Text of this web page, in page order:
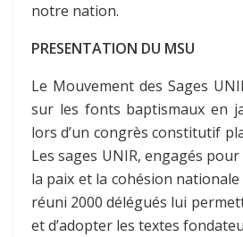
notre nation.
PRESENTATION DU MSU
Le Mouvement des Sages
sur les fonts baptismaux en
lors d’un congrès constitutif
Les sages UNIR, engagés
la paix et la cohésion nationale
réuni 2000 délégués lui
et d’adopter les textes